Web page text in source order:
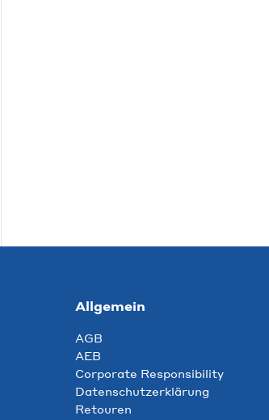
Allgemein
AGB
AEB
Corporate Responsibility
Datenschutzerklärung
Retouren